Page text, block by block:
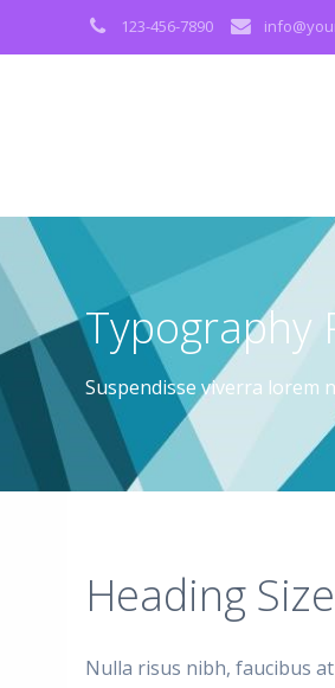
123-456-7890
Typography
Suspendisse viverra lorem
Heading
Nulla risus nibh, faucibus